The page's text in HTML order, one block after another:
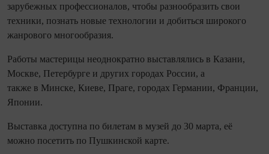
зарубежных профессионалов, чтобы разнообразить свои
техники, познать новые технологии и добиться широкого
жанрового многообразия.
Работы мастерицы неоднократно выставлялись в Казани,
Москве, Петербурге и других городах России, а
также в Минске, Киеве, Праге, городах Германии, Франции,
Японии.
Выставка доступна по билетам в музей до 30 марта, её
можно посетить по Пушкинской карте.